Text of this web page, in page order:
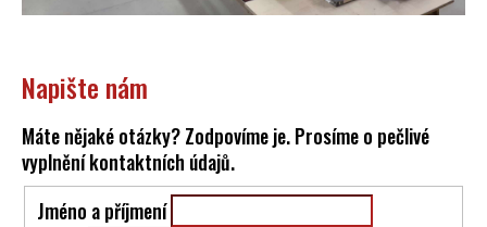
Napište nám
Máte nějaké otázky? Zodpovíme je. Prosíme o pečlivé
vyplnění kontaktních údajů.
Jméno a příjmení